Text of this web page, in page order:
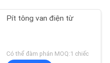
Pít tông van điện từ
Có thể đàm phán MOQ:1 chiếc